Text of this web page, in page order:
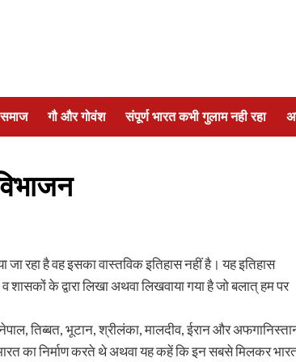
समाज गौ और गोवंश संपूर्ण भारत कभी गुलाम नही रहा
रहा है वह इसका वास्तविक इतिहास नहीं है। यह इतिहास
शासकों के द्वारा लिखा अथवा लिखवाया गया है जो बलात् हम पर
तिब्बत, भूटान, श्रीलंका, मालदीव, ईरान और
का निर्माण करते थे अथवा यह कहें कि इन सबसे मिलकर